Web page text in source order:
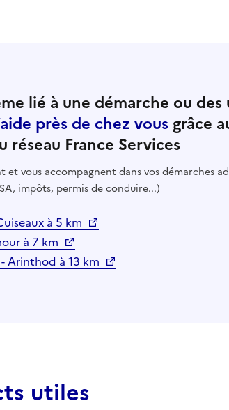
lié à une démarche ou des
près de chez vous grâce
France Services
et vous accompagnent dans vos démarches
impôts, permis de conduire...)
à 5 km
à 7 km
Arinthod à 13 km
utiles